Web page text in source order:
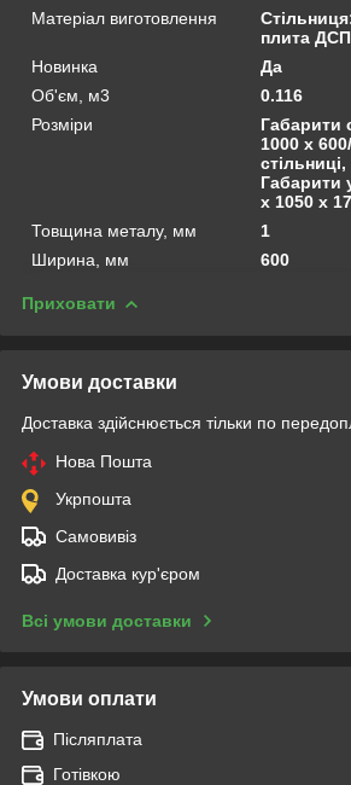
Матеріал виготовлення
плита
Новинка
Да
Об'єм, м3
0.116
Розміри
Габарити
1000 x
Габарити
х 1050 х
Товщина металу, мм
1
Ширина, мм
600
Приховати
Умови доставки
Доставка здійснюється тільки по
Нова Пошта
Укрпошта
Самовивіз
Доставка кур'єром
Всі умови доставки
Умови оплати
Післяплата
Готівкою